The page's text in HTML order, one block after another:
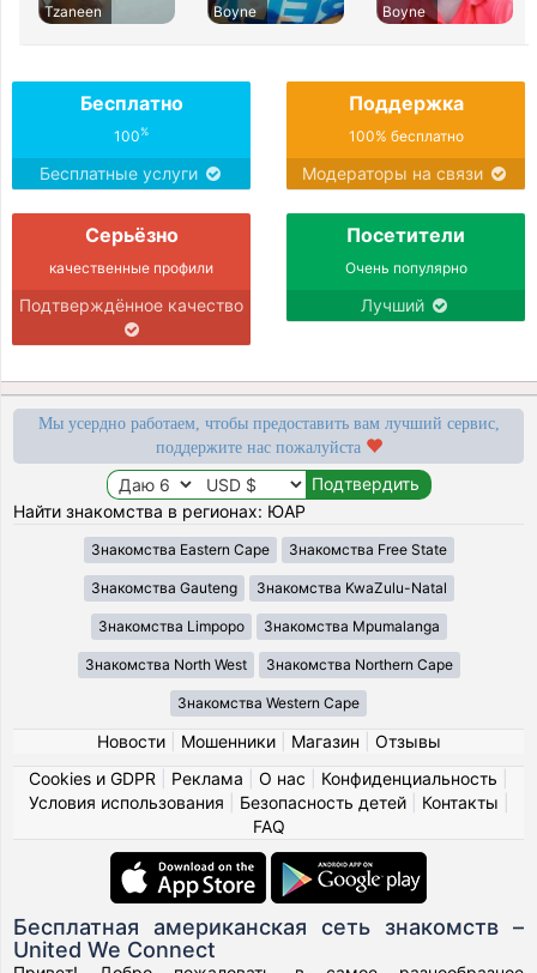
Tzaneen
Boyne
Boyne
Бесплатно
100%
Бесплатные услуги
Поддержка
100% бесплатно
Модераторы на связи
Серьёзно
качественные профили
Подтверждённое качество
Посетители
Очень популярно
Лучший
Мы усердно работаем, чтобы предоставить вам лучший сервис,
поддержите нас пожалуйста
Найти знакомства в регионах: ЮАР
Знакомства Eastern Cape Знакомства Free State
Знакомства Gauteng Знакомства KwaZulu-Natal
Знакомства Limpopo Знакомства Mpumalanga
Знакомства North West Знакомства Northern Cape
Знакомства Western Cape
Новости| Мошенники| Магазин
Отзывы
Cookies и GDPR
Реклама О нас Конфиденциальность
Условия использования
Безопасность детей| Контакты
FAQ
Бесплатная американская сеть знакомств –
United We Connect